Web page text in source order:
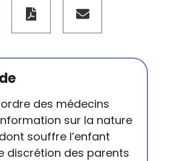
des médecins
sur la nature
souffre l’enfant
discrétion des parents